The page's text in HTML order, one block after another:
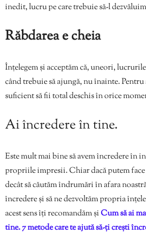
inedit, lucru pe care trebuie să-l
Răbdarea e cheia
Înțelegem și acceptăm că, uneori,
când trebuie să ajungă, nu înainte. Pentru
suficient să fii total deschis în orice
Ai încredere în tine.
Este mult mai bine să avem încredere în
propriile impresii. Chiar dacă putem face
decât să căutăm îndrumări în afara
încredere și să ne dezvoltăm propria
acest sens îți recomandăm șiCum să ai
tine. 7 metode care te ajută să-ți crești